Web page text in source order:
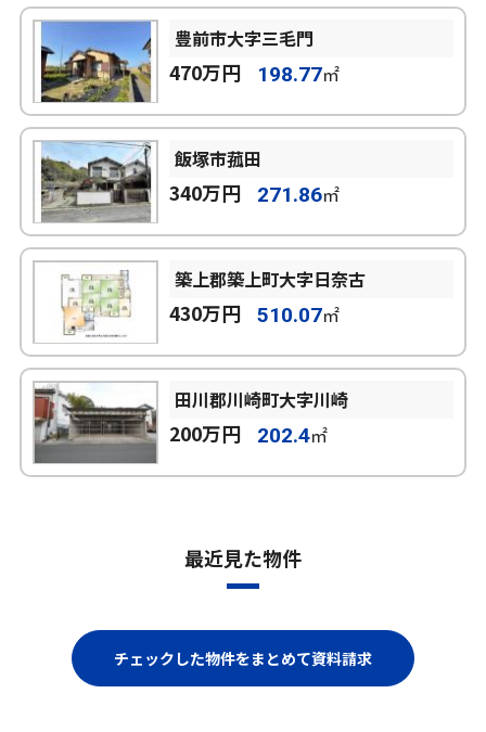
豊前市大字三毛門
470万円 198.77㎡
飯塚市菰田
340万円 271.86㎡
築上郡築上町大字日奈古
430万円 510.07㎡
田川郡川崎町大字川崎
200万円 202.4㎡
最近見た物件